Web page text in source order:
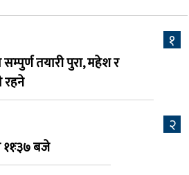
२०८३ श्रावण ६, बुधबार
कामना खबर पत्रिका
७ क्यालगरी नेपाली मेला
१
तयारी पुरा, महेश र
रहने
२
बजे